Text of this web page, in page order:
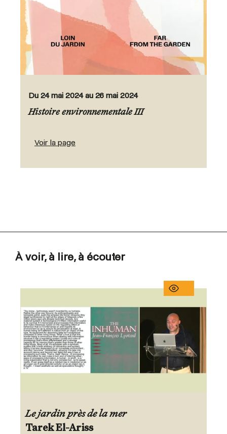
Histoire environnementale III
Du 24 mai 2024 au 26 mai 2024
Voir la page
À voir, à lire, à écouter
Le jardin près de la mer
Tarek El-Ariss